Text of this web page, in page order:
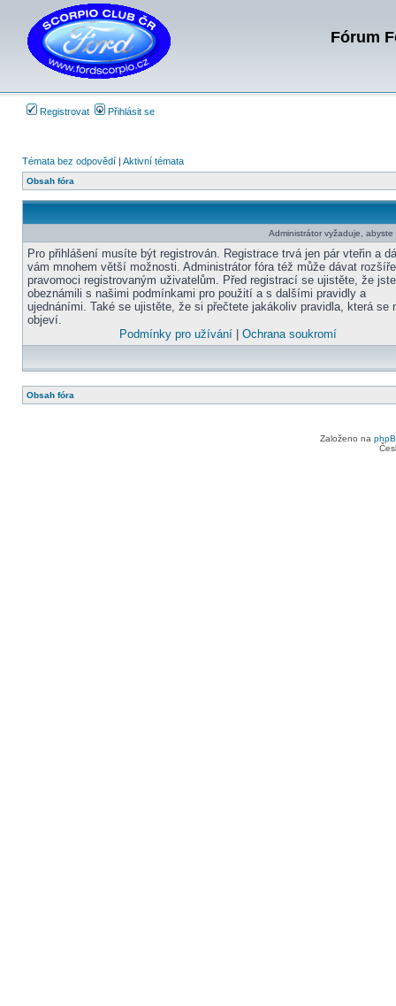
Fórum
Registrovat Přihlásit se
Témata bez odpovědí | Aktivní témata
Obsah fóra
Administrátor vyžaduje,
Pro přihlášení musíte být registrován. Registrace trvá jen pár vteřin a
vám mnohem větší možnosti. Administrátor fóra též může dávat
pravomoci registrovaným uživatelům. Před registrací se ujistěte, že
obeznámili s našimi podmínkami pro použití a s dalšími pravidly a
ujednáními. Také se ujistěte, že si přečtete jakákoliv pravidla, která se
objeví.
Podmínky pro užívání| Ochrana soukromí
Obsah fóra
Založeno na